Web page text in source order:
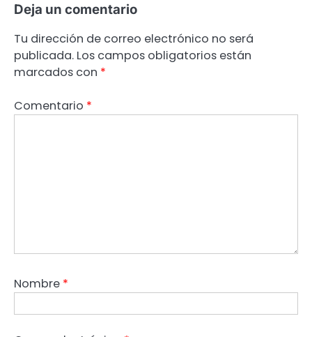
Deja un comentario
Tu dirección de correo electrónico no será
publicada. Los campos obligatorios están
marcados con *
Comentario *
Nombre *